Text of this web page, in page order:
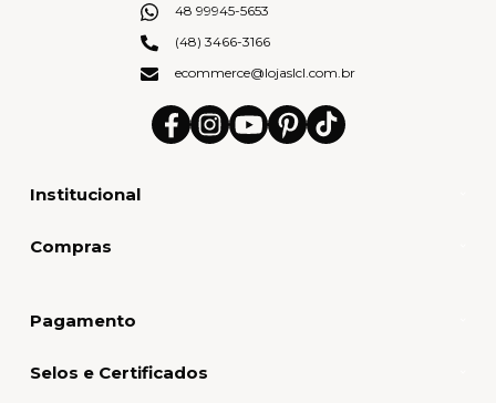
Institucional
Compras
48 99945-5653
(48) 3466-3166
ecommerce@lojaslcl.com.br
Pagamento
Selos e Certificados